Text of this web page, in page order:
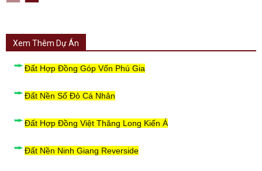
Xem Thêm Dự Án
Đất Hợp Đồng Góp Vốn Phú Gia
Đất Nền Sổ Đỏ Cá Nhân
Đất Hợp Đồng Việt Thăng Long Kiến Á
Đất Nền Ninh Giang Reverside